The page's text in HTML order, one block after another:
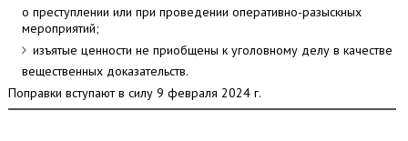
о преступлении или при проведении оперативно-разыскных
мероприятий;
изъятые ценности не приобщены к уголовному делу в качестве
вещественных доказательств.
Поправки вступают в силу 9 февраля 2024 г.